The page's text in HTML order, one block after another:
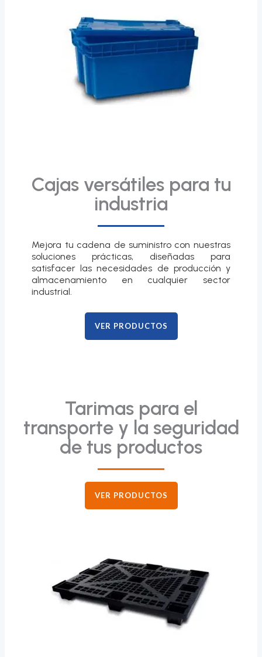
Cajas versátiles para tu
industria
Mejora tu cadena de suministro con nuestras
soluciones prácticas, diseñadas para
satisfacer las necesidades de producción y
almacenamiento en cualquier sector
industrial.
VER PRODUCTOS
Tarimas para el
transporte y la seguridad
de tus productos
VER PRODUCTOS